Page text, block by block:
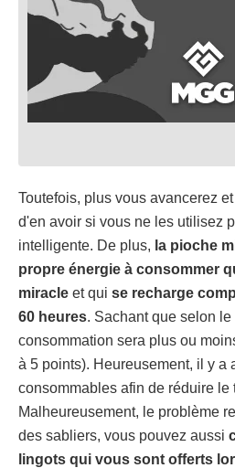
Toutefois, plus vous avancerez
d'en avoir si vous ne les utilisez
intelligente. De plus, la pioche
propre énergie à consommer
miracle et qui se recharge
60 heures. Sachant que selon
consommation sera plus ou
à 5 points). Heureusement, il y a
consommables afin de réduire le
Malheureusement, le problème
des sabliers, vous pouvez aussi
lingots qui vous sont offerts